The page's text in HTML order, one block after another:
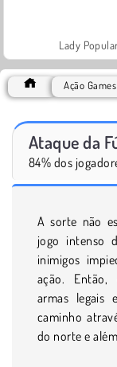
Lady
Ação Games
Ataque da
84% dos
A sorte não
jogo intenso
inimigos
ação. Então,
armas legais
caminho
do norte e